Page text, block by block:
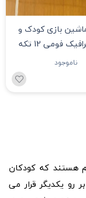
بازی کودک و
فومی 12 تکه
ناموجود
هستند که کودکان
رو یکدیگر قرار می